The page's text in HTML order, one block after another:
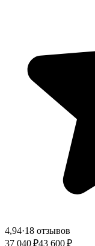
4,94·18 отзывов
37 040 ₽43 600 ₽